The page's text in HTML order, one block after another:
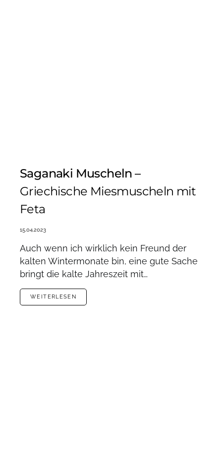
Saganaki Muscheln –
Griechische Miesmuscheln mit
Feta
15.04.2023
Auch wenn ich wirklich kein Freund der
kalten Wintermonate bin, eine gute Sache
bringt die kalte Jahreszeit mit…
WEITERLESEN